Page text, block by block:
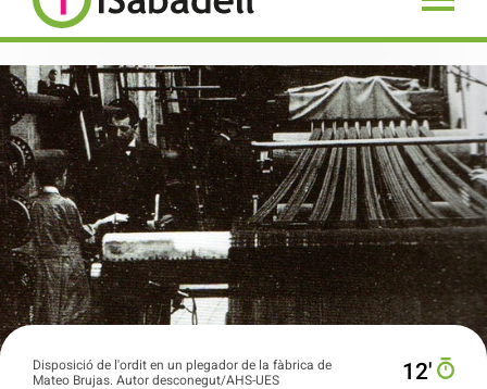
Disposició de l'ordit en un plegador de la fàbrica de
Mateo Brujas. Autor desconegut/AHS-UES
12′